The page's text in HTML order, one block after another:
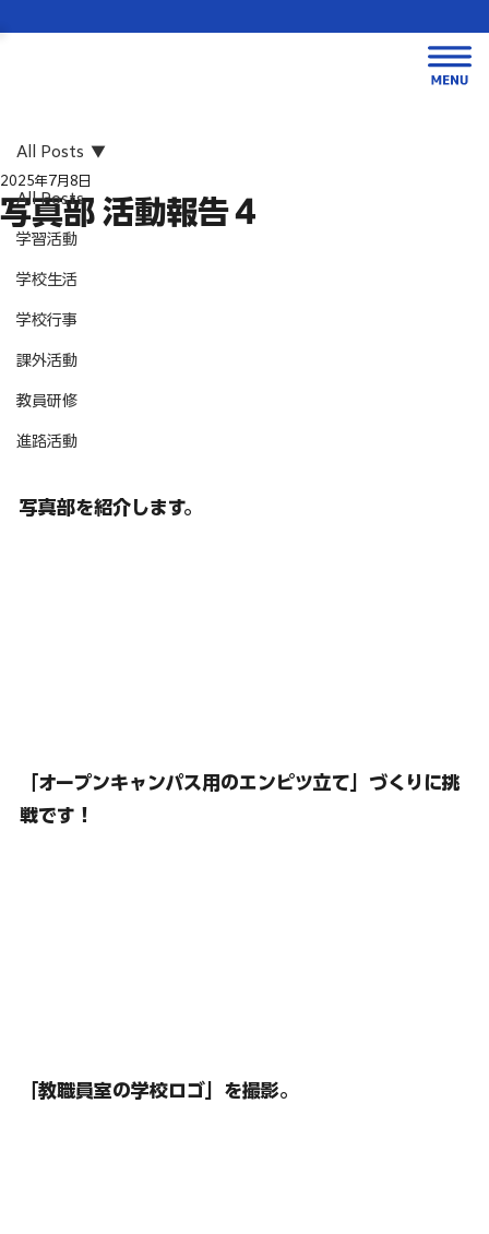
All Posts
学習活動
学校生活
学校行事
課外活動
教員研修
進路活動
All Posts
写真部 活動報告４
2025年7月8日
写真部を紹介します。
「オープンキャンパス用のエンピツ立て」づくりに挑
戦です ！
「教職員室の学校ロゴ」を撮影。